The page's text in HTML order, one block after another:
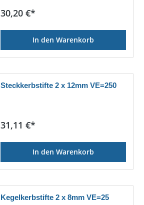
Regulärer Preis:
30,20 €*
In den Warenkorb
Steckkerbstifte 2 x 12mm VE=250
Regulärer Preis:
31,11 €*
In den Warenkorb
Kegelkerbstifte 2 x 8mm VE=25